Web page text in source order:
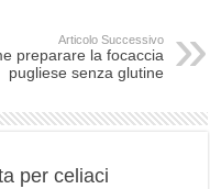
Articolo Successivo
preparare la focaccia
pugliese senza glutine
per celiaci